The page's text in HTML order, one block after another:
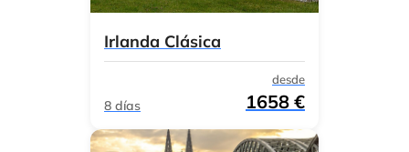
Irlanda Clásica
8 días
desde
1658 €